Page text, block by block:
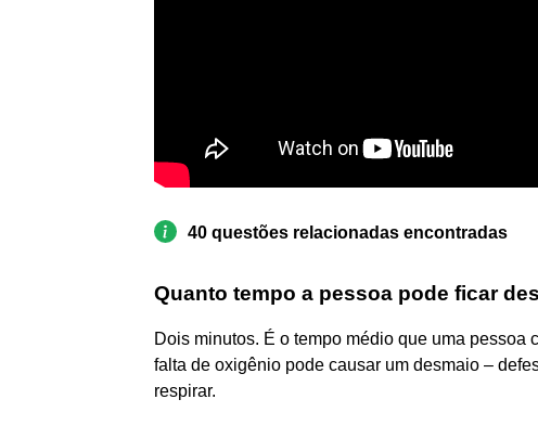
40 questões relacionadas encontradas
Quanto tempo a pessoa pode ficar
Dois minutos. É o tempo médio que uma pessoa
falta de oxigênio pode causar um desmaio –
respirar.